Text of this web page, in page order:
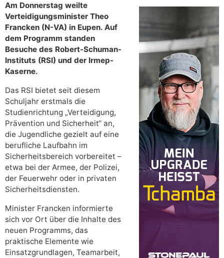
Am Donnerstag weilte
Verteidigungsminister Theo
Francken (N-VA) in Eupen. Auf
dem Programm standen
Besuche des Robert-Schuman-
Instituts (RSI) und der Irmep-
Kaserne.
Das RSI bietet seit diesem
Schuljahr erstmals die
Studienrichtung „Verteidigung,
Prävention und Sicherheit“ an,
die Jugendliche gezielt auf eine
berufliche Laufbahn im
Sicherheitsbereich vorbereitet –
etwa bei der Armee, der Polizei,
der Feuerwehr oder in privaten
Sicherheitsdiensten.
Minister Francken informierte
sich vor Ort über die Inhalte des
neuen Programms, das
praktische Elemente wie
Einsatzgrundlagen, Teamarbeit,